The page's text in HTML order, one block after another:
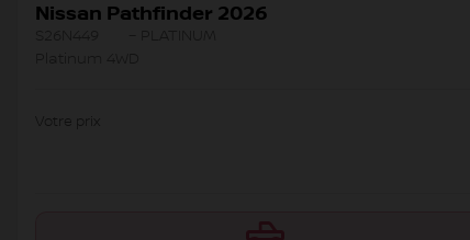
Nissan Pathfinder 2026
Votre prix